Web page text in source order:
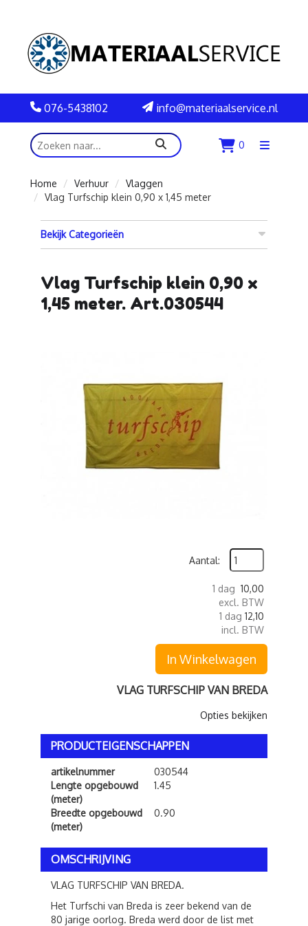
076-5438102 info@materiaalservice.nl
zoeken 0
Menu
Home
Verhuur
Vlaggen
Vlag Turfschip klein 0,90 x 1,45 meter
Bekijk Categorieën
Vlag Turfschip klein 0,90 x
1,45 meter. Art.030544
Aantal:
1 dag 10,00
excl. BTW
1 dag 12,10
incl. BTW
In Winkelwagen
VLAG TURFSCHIP VAN BREDA
Opties bekijken
PRODUCTEIGENSCHAPPEN
artikelnummer
030544
Lengte opgebouwd
(meter)
1.45
Breedte opgebouwd
(meter)
0.90
OMSCHRIJVING
VLAG TURFSCHIP VAN BREDA.
Het Turfschi van Breda is zeer bekend van de
80 jarige oorlog. Breda werd door de list met